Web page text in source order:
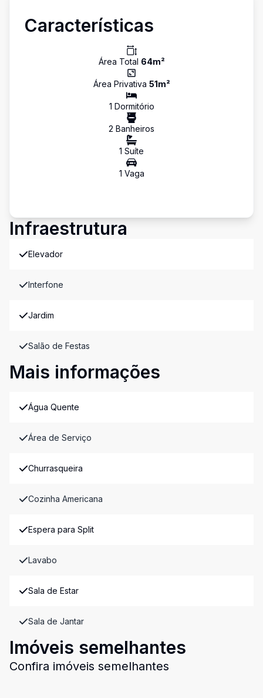
Características
Área Total 64m²
Área Privativa 51m²
1 Dormitório
2 Banheiros
1 Suíte
1 Vaga
Infraestrutura
Elevador
Interfone
Jardim
Salão de Festas
Mais informações
Água Quente
Área de Serviço
Churrasqueira
Cozinha Americana
Espera para Split
Lavabo
Sala de Estar
Sala de Jantar
Imóveis semelhantes
Confira imóveis semelhantes